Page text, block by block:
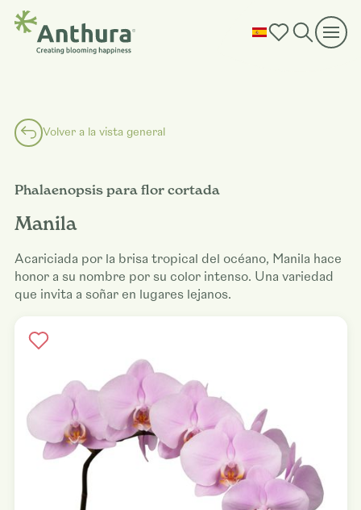
Volver a la vista general
Phalaenopsis para flor cortada
Manila
Acariciada por la brisa tropical del océano, Manila hace
honor a su nombre por su color intenso. Una variedad
que invita a soñar en lugares lejanos.